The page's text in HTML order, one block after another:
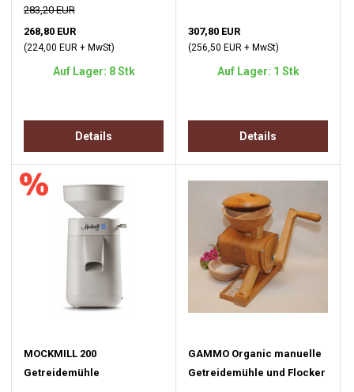
283,20 EUR
268,80 EUR
(224,00 EUR + MwSt)
Auf Lager: 8 Stk
Details
307,80 EUR
(256,50 EUR + MwSt)
Auf Lager: 1 Stk
Details
MOCKMILL 200
Getreidemühle
GAMMO Organic manuelle
Getreidemühle und Flocker